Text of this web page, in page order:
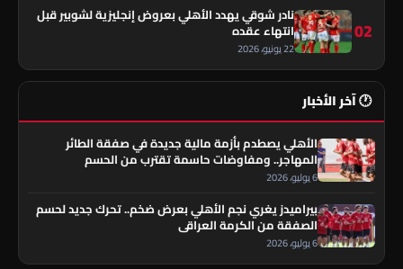
02
نادر شوقي يهدد الأهلي بعروض إنجليزية لشوبير قبل
انتهاء عقده
22 يونيو، 2026
🕐 آخر الأخبار
الأهلي يصطدم بأزمة مالية جديدة في صفقة الطائر
المهاجر.. ومفاوضات حاسمة تقترب من الحسم
6 يوليو، 2026
بيراميدز يغري نجم الأهلي بعرض ضخم.. تحرك جديد لحسم
الصفقة من الكرمة العراقي
6 يوليو، 2026